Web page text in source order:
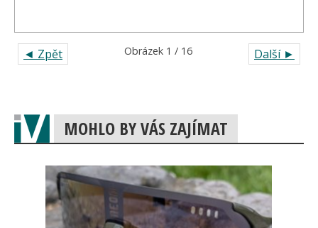
◄ Zpět Další ►
Obrázek 1 / 16
MOHLO BY VÁS ZAJÍMAT